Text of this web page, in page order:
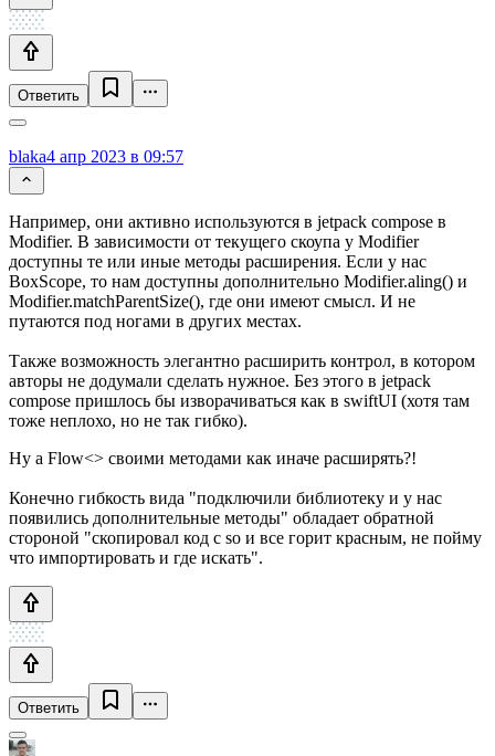
Ответить
blaka4 апр 2023 в 09:57
Например, они активно используются в jetpack compose в
Modifier. В зависимости от текущего скоупа у Modifier
доступны те или иные методы расширения. Если у нас
BoxScope, то нам доступны дополнительно Modifier.aling() и
Modifier.matchParentSize(), где они имеют смысл. И не
путаются под ногами в других местах.
Также возможность элегантно расширить контрол, в котором
авторы не додумали сделать нужное. Без этого в jetpack
compose пришлось бы изворачиваться как в swiftUI (хотя там
тоже неплохо, но не так гибко).
Ну а Flow<> своими методами как иначе расширять?!
Конечно гибкость вида "подключили библиотеку и у нас
появились дополнительные методы" обладает обратной
стороной "скопировал код с so и все горит красным, не пойму
что импортировать и где искать".
Ответить